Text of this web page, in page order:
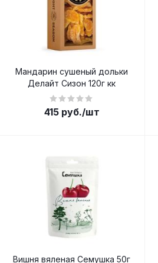
Мандарин сушеный дольки
Делайт Сизон 120г кк
415руб./шт
Вишня вяленая Семушка 50г